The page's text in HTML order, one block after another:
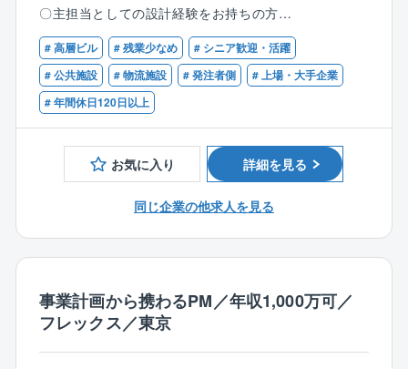
【詳細】
〇プロジェクトの企画・運営
〇品質管理
〇コスト管理
〇スケジュール管理 など、その他様々なリスク管理
などを行い、事業の推進を支援していただきます。
【ポイント】
で発注者、設計会社、施工会社の間に立ってプロジェ
これまでの設計事務所やゼネコンでの設計経験を活か
です。
【担当案件について】
近年はデータセンター、病院、工場案件が特に増えて
〇主担当としての設計経験をお持ちの方
〇大規模案件（目安：延床5000㎡以上）のご経験をお
持ちの方
〇一級建築士資格をお持ちの方
【歓迎】
〇データセンタ―、病院、工場の設計経験をお持ちの
方（案件は多岐にわたりますので、その他案件の経験
# 高層ビル # 残業少なめ
# シニア歓迎・活躍
# 公共施設
# 物流施設 # 発注者側
# 上場・大手企業
# 年間休日120日以上
お気に入り 詳細を見る
同じ企業の他求人を見る
事業計画から携わるPM／年収1,000万可／
フレックス／東京